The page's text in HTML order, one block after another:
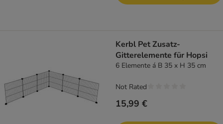
Kerbl Pet Zusatz-
Gitterelemente für Hopsi
6 Elemente á B 35 x H 35 cm
15,99 €
Not Rated